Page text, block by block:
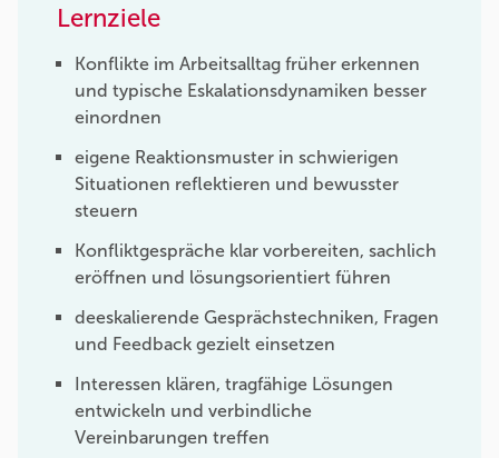
Lernziele
Konflikte im Arbeitsalltag früher erkennen
und typische Eskalationsdynamiken besser
einordnen
eigene Reaktionsmuster in schwierigen
Situationen reflektieren und bewusster
steuern
Konfliktgespräche klar vorbereiten, sachlich
eröffnen und lösungsorientiert führen
deeskalierende Gesprächstechniken, Fragen
und Feedback gezielt einsetzen
Interessen klären, tragfähige Lösungen
entwickeln und verbindliche
Vereinbarungen treffen